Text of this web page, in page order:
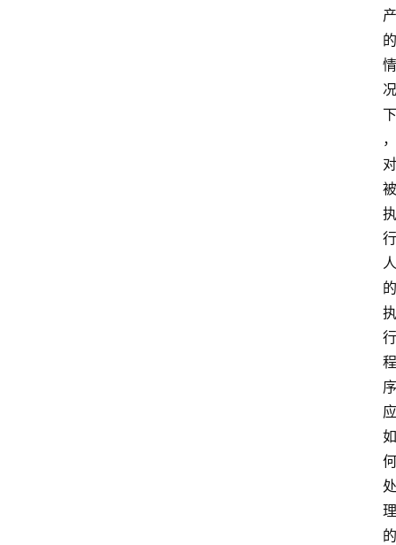
产
的
情
况
下
，
对
被
执
行
人
的
执
行
程
序
应
如
何
处
理
的